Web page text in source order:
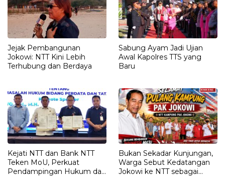
Jejak Pembangunan
Jokowi: NTT Kini Lebih
Terhubung dan Berdaya
Sabung Ayam Jadi Ujian
Awal Kapolres TTS yang
Baru
Kejati NTT dan Bank NTT
Teken MoU, Perkuat
Pendampingan Hukum dan
Bukan Sekadar Kunjungan,
Warga Sebut Kedatangan
Jokowi ke NTT sebagai